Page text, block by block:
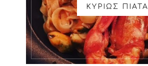
ΚΥΡΙΩΣ ΠΙΑΤΑ